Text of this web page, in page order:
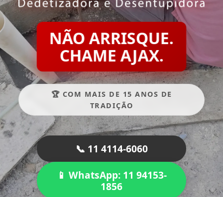
NÃO ARRISQUE.
CHAME AJAX.
🏆 COM MAIS DE 15 ANOS DE
TRADIÇÃO
📞 11 4114-6060
📱 WhatsApp: 11 94153-
1856